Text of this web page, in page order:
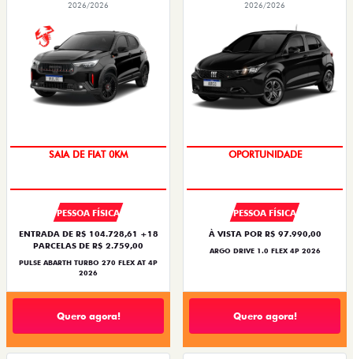
2026/2026
OPORTUNIDADE
PESSOA FÍSICA
ENTRADA DE R$ 104.728,61 +18
PARCELAS DE R$ 2.759,00
PULSE ABARTH TURBO 270 FLEX AT 4P
2026
Quero agora!
2026/2026
BÔNUS DE 6 MIL REAIS
PESSOA FÍSICA
À VISTA POR R$ 97.990,00
ARGO DRIVE 1.0 FLEX 4P 2026
Quero agora!